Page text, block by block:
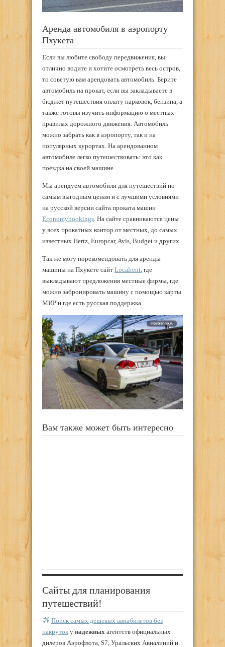
Аренда автомобиля в аэропорту
Пхукета
Если вы любите свободу передвижения, вы
отлично водите и хотите осмотреть весь остров,
то советую вам арендовать автомобиль. Берите
автомобиль на прокат, если вы закладываете в
бюджет путешествия оплату парковок, бензина, а
также готовы изучить информацию о местных
правилах дорожного движения. Автомобиль
можно забрать как в аэропорту, так и на
популярных курортах. На арендованном
автомобиле легко путешествовать: это как
поездка на своей машине.
Мы арендуем автомобили для путешествий по
самым выгодным ценам и с лучшими условиями
на русской версии сайта проката машин
Economybookings . На сайте сравниваются цены
у всех прокатных контор от местных, до самых
известных Hertz, Europcar, Avis, Budget и других.
Так же могу порекомендовать для аренды
машины на Пхукете сайт Localrent , где
выкладывают предложения местные фирмы, где
можно забронировать машину с помощью карты
МИР и где есть русская поддержка.
Вам также может быть интересно
Сайты для планирования
путешествий!
Поиск самых дешевых авиабилетов без
накруток у надежных агентств официальных
дилеров Аэрофлота, S7, Уральских Авиалиний и